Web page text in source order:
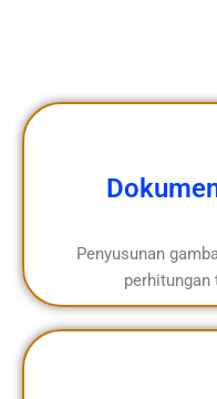
Penyusunan